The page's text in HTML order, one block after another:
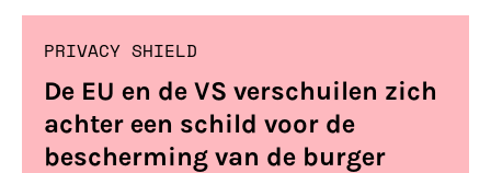
zijn.
PRIVACY SHIELD
De EU en de VS verschuilen zich
achter een schild voor de
bescherming van de burger